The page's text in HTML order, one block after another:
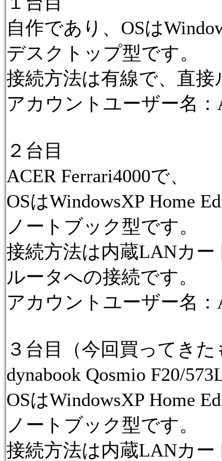
自作であり、OSは
デスクトップ型です。
接続方法は有線で、直
アカウントユーザー名
２台目
ACER Ferrari4000で、
OSはWindowsXP Home
ノートブック型です。
接続方法は内蔵LANカー
ルータへの接続です。
アカウントユーザー名
３台目（今回買ってきた
dynabook Qosmio F20/
OSはWindowsXP Home
ノートブック型です。
接続方法は内蔵LANカー